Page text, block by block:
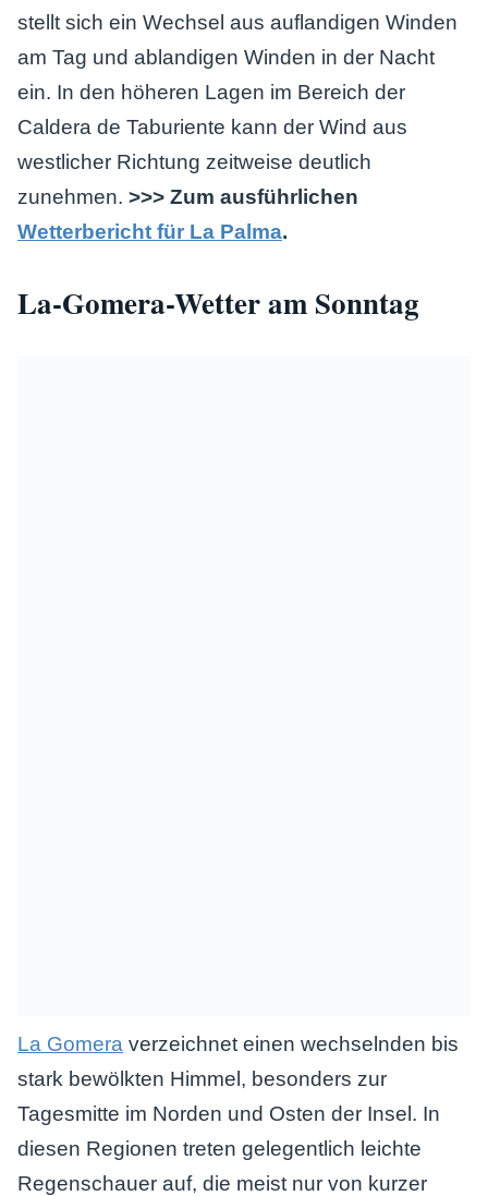
stellt sich ein Wechsel aus auflandigen Winden
am Tag und ablandigen Winden in der Nacht
ein. In den höheren Lagen im Bereich der
Caldera de Taburiente kann der Wind aus
westlicher Richtung zeitweise deutlich
zunehmen. >>> Zum ausführlichen
Wetterbericht für La Palma.
La-Gomera-Wetter am Sonntag
La Gomera verzeichnet einen wechselnden bis
stark bewölkten Himmel, besonders zur
Tagesmitte im Norden und Osten der Insel. In
diesen Regionen treten gelegentlich leichte
Regenschauer auf, die meist nur von kurzer